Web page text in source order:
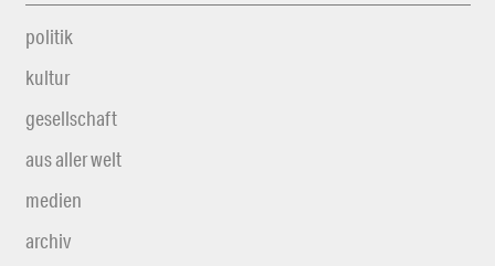
politik
kultur
gesellschaft
aus aller welt
medien
archiv